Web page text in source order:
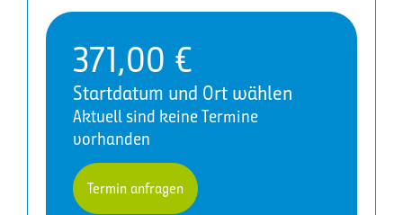
371,00 €
Startdatum und Ort wählen
Aktuell sind keine Termine
vorhanden
Termin anfragen